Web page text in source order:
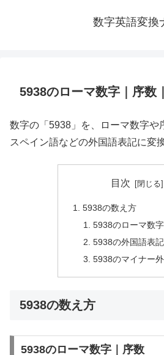
数字英語変換
5938のローマ数字｜序数
数字の「5938」を、ローマ数字や
スペイン語などの外国語表記に変
目次
5938の数え方
5938のローマ数
5938の外国語表記
5938のマイナー
5938の数え方
5938のローマ数字｜序数